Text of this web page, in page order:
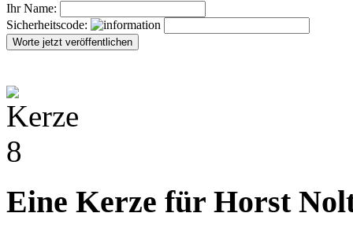
Ihr Name:
Sicherheitscode:
Eine Kerze für Horst